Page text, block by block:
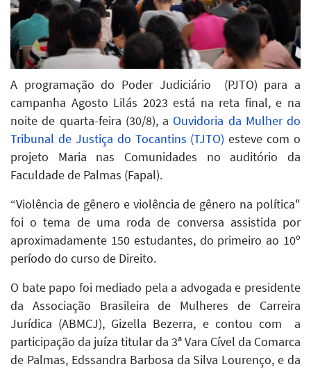
A programação do Poder Judiciário (PJTO) para a
campanha Agosto Lilás 2023 está na reta final, e na
noite de quarta-feira (30/8), a Ouvidoria da Mulher do
Tribunal de Justiça do Tocantins (TJTO) esteve com o
projeto Maria nas Comunidades no auditório da
Faculdade de Palmas (Fapal).
“Violência de gênero e violência de gênero na política"
foi o tema de uma roda de conversa assistida por
aproximadamente 150 estudantes, do primeiro ao 10º
período do curso de Direito.
O bate papo foi mediado pela a advogada e presidente
da Associação Brasileira de Mulheres de Carreira
Jurídica (ABMCJ), Gizella Bezerra, e contou com a
participação da juíza titular da 3ª Vara Cível da Comarca
de Palmas, Edssandra Barbosa da Silva Lourenço, e da